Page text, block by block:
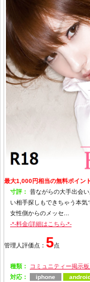
最大1,000円相当の無料ポイン
寸評：
昔ながらの大手出会
い相手探しもできちゃう本
女性側からのメッセ...
-*-料金/詳細はこちら-*-
管理人評価点： 5点
種類：
コミュニティー掲示
対応：
iphone